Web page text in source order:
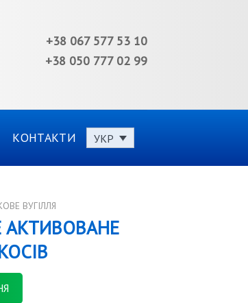
+38 067 577 53 10
+38 050 777 02 99
КОНТАКТИ УКР
ВУГІЛЛЯ
АКТИВОВАНЕ